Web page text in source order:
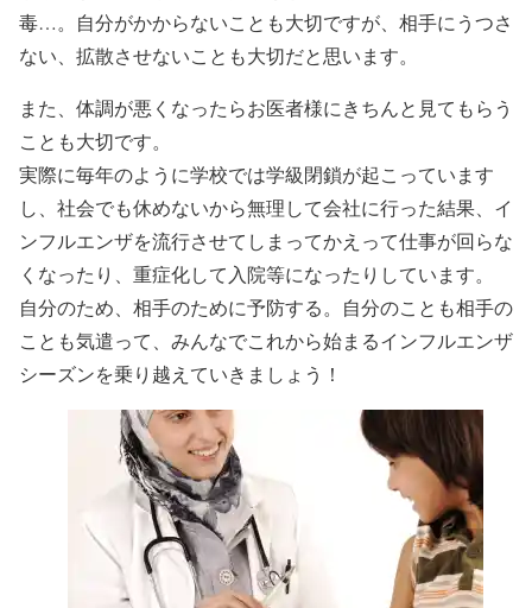
毒…。自分がかからないことも大切ですが、相手にうつさ
ない、拡散させないことも大切だと思います。
また、体調が悪くなったらお医者様にきちんと見てもらう
ことも大切です。
実際に毎年のように学校では学級閉鎖が起こっています
し、社会でも休めないから無理して会社に行った結果、イ
ンフルエンザを流行させてしまってかえって仕事が回らな
くなったり、重症化して入院等になったりしています。
自分のため、相手のために予防する。自分のことも相手の
ことも気遣って、みんなでこれから始まるインフルエンザ
シーズンを乗り越えていきましょう！